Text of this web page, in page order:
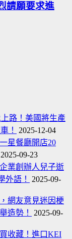
請願要求進
路！美國將生產
！
2025-12-04
星餐廳開店20
2025-09-23
業創辦人兒子逝
外語！
2025-09-
網友意見迷因梗
造勢！
2025-09-
收藏！進口KEI